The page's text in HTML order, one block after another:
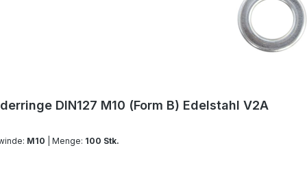
DIN127 M10 (Form B) Edelstahl V2A
M10 | Menge: 100 Stk.